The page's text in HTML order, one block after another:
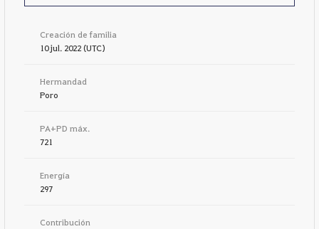
Creación de familia
10 jul. 2022 (UTC)
Hermandad
Poro
PA+PD máx.
721
Energía
297
Contribución